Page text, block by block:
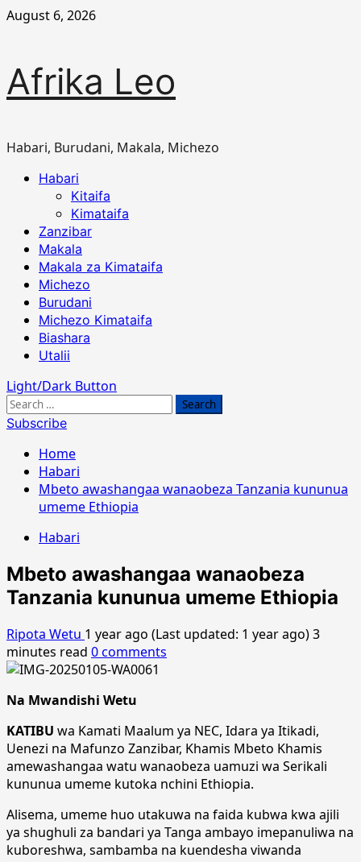
Skip
August 6, 2026
Afrika Leo
Habari, Burudani, Makala, Michezo
PrimaryHabari
Kitaifa
Kimataifa
Zanzibar
Makala
Makala za Kimataifa
Michezo
Burudani
Michezo Kimataifa
Biashara
Utalii
Light/Dark Button
Search
for:
Subscribe
Home
Habari
Mbeto awashangaa wanaobeza Tanzania kununua
umeme Ethiopia
Habari
Mbeto awashangaa wanaobeza
Tanzania kununua umeme Ethiopia
Ripota Wetu 1 year ago (Last updated: 1 year ago)3
minutes read 0 comments
Na Mwandishi Wetu
KATIBU wa Kamati Maalum ya NEC, Idara ya Itikadi,
Uenezi na Mafunzo Zanzibar, Khamis Mbeto Khamis
amewashangaa watu wanaobeza uamuzi wa Serikali
kununua umeme kutoka nchini Ethiopia.
Alisema, umeme huo utakuwa na faida kubwa kwa ajili
ya shughuli za bandari ya Tanga ambayo imepanuliwa na
kuboreshwa, sambamba na kuendesha viwanda